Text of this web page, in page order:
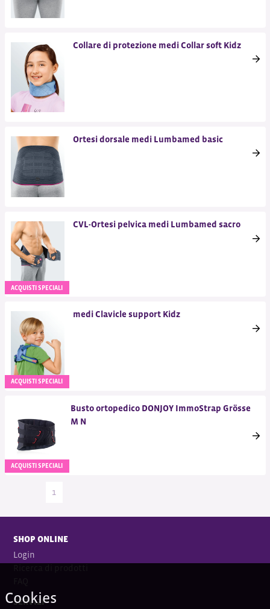
Collare di protezione medi Collar soft Kidz
Ortesi dorsale medi Lumbamed basic
ACQUISTI SPECIALI
CVL-Ortesi pelvica medi Lumbamed sacro
ACQUISTI SPECIALI
medi Clavicle support Kidz
ACQUISTI SPECIALI
Busto ortopedico DONJOY ImmoStrap Grösse
M N
1
SHOP ONLINE
Login
SERVIZI
Cookies